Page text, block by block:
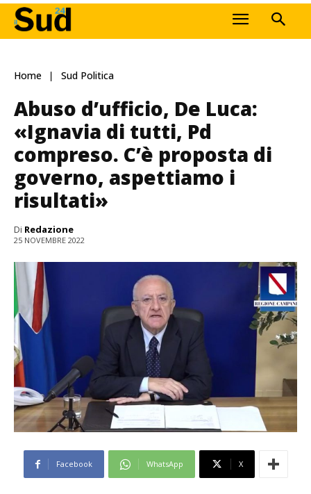
Home Sud Politica
Abuso d’ufficio, De Luca:
«Ignavia di tutti, Pd
compreso. C’è proposta di
governo, aspettiamo i
risultati»
Di Redazione
25 NOVEMBRE 2022
Facebook WhatsApp X